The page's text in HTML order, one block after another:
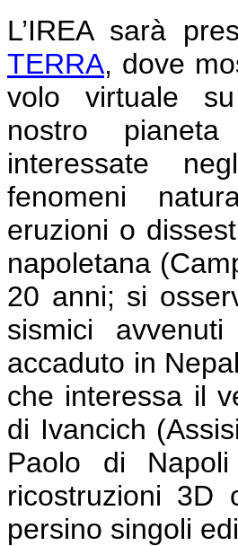
L’IREA sarà
TERRA, dove
volo virtuale
nostro
interessate
fenomeni
eruzioni o
napoletana
20 anni; si
sismici
accaduto in
che interessa il
di Ivancich
Paolo di
ricostruzioni 3D
persino singoli